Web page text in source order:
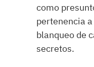
como
pertenencia
blanqueo de
secretos.